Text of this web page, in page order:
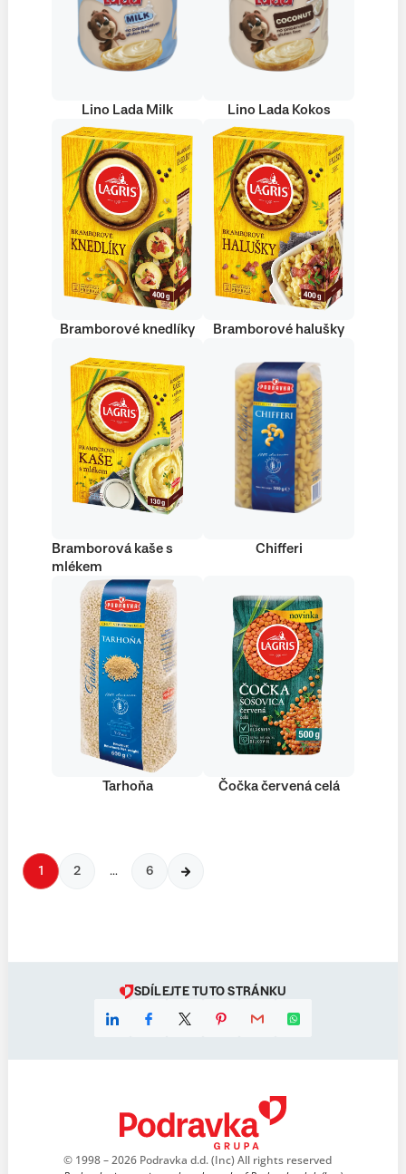
Lino Lada Milk Lino Lada Kokos
Bramborové knedlíky Bramborové halušky
Bramborová kaše s
mlékem
Chifferi
Tarhoňa Čočka červená celá
1 2 … 6
SDÍLEJTE TUTO STRÁNKU
© 1998 – 2026 Podravka d.d. (Inc) All rights reserved